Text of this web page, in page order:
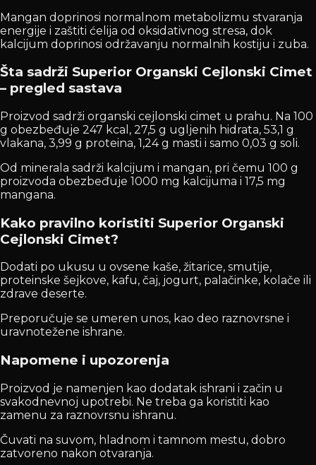
Mangan doprinosi normalnom metabolizmu stvaranja
energije i zaštiti ćelija od oksidativnog stresa, dok
kalcijum doprinosi održavanju normalnih kostiju i zuba.
Šta sadrži Superior Organski Cejlonski Cimet
– pregled sastava
Proizvod sadrži organski cejlonski cimet u prahu. Na 100
g obezbeđuje 247 kcal, 27,5 g ugljenih hidrata, 53,1 g
vlakana, 3,99 g proteina, 1,24 g masti i samo 0,03 g soli.
Od minerala sadrži kalcijum i mangan, pri čemu 100 g
proizvoda obezbeđuje 1000 mg kalcijuma i 17,5 mg
mangana.
Kako pravilno koristiti Superior Organski
Cejlonski Cimet?
Dodati po ukusu u ovsene kaše, žitarice, smutije,
proteinske šejkove, kafu, čaj, jogurt, palačinke, kolače ili
zdrave deserte.
Preporučuje se umeren unos, kao deo raznovrsne i
uravnotežene ishrane.
Napomene i upozorenja
Proizvod je namenjen kao dodatak ishrani i začin u
svakodnevnoj upotrebi. Ne treba ga koristiti kao
zamenu za raznovrsnu ishranu.
Čuvati na suvom, hladnom i tamnom mestu, dobro
zatvoreno nakon otvaranja.